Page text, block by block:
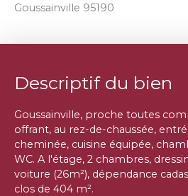
Goussainville 95190
Descriptif du bien
Goussainville, proche toutes
offrant, au rez-de-chaussée,
cheminée, cuisine équipée,
WC. A l'étage, 2 chambres,
voiture (26m²), dépendance
clos de 404 m².